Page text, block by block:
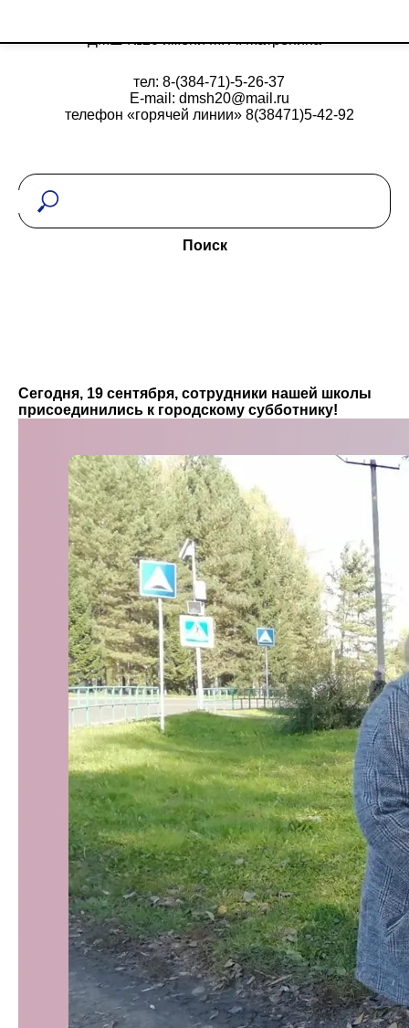
ДМШ №20 имени М. А. Матренина
тел: 8-(384-71)-5-26-37
E-mail: dmsh20@mail.ru
телефон «горячей линии» 8(38471)5-42-92
Поиск
Сегодня, 19 сентября, сотрудники нашей школы
присоединились к городскому субботнику!